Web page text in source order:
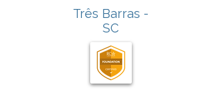
Três Barras -
SC